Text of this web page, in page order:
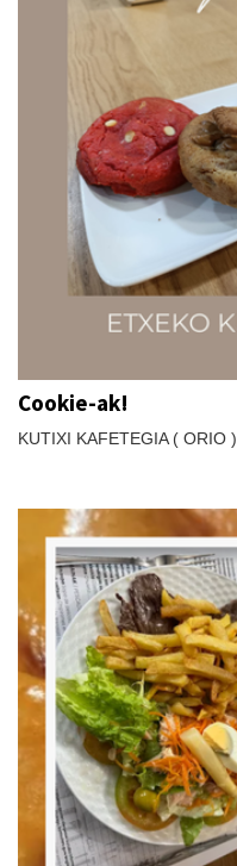
Cookie-ak!
KUTIXI KAFETEGIA ( ORIO )